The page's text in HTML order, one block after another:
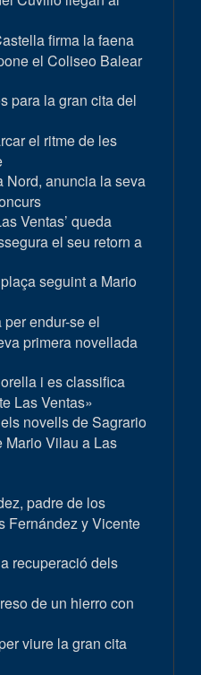
firma la faena
el Coliseo Balear
para la gran cita del
el ritme de les
Nord, anuncia la seva
Ventas’ queda
el seu retorn a
seguint a Mario
endur-se el
primera novellada
i es classifica
Las Ventas»
novells de Sagrario
Mario Vilau a Las
padre de los
Fernández y Vicente
recuperació dels
de un hierro con
viure la gran cita